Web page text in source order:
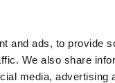
and ads, to provide
We also share
media, advertising